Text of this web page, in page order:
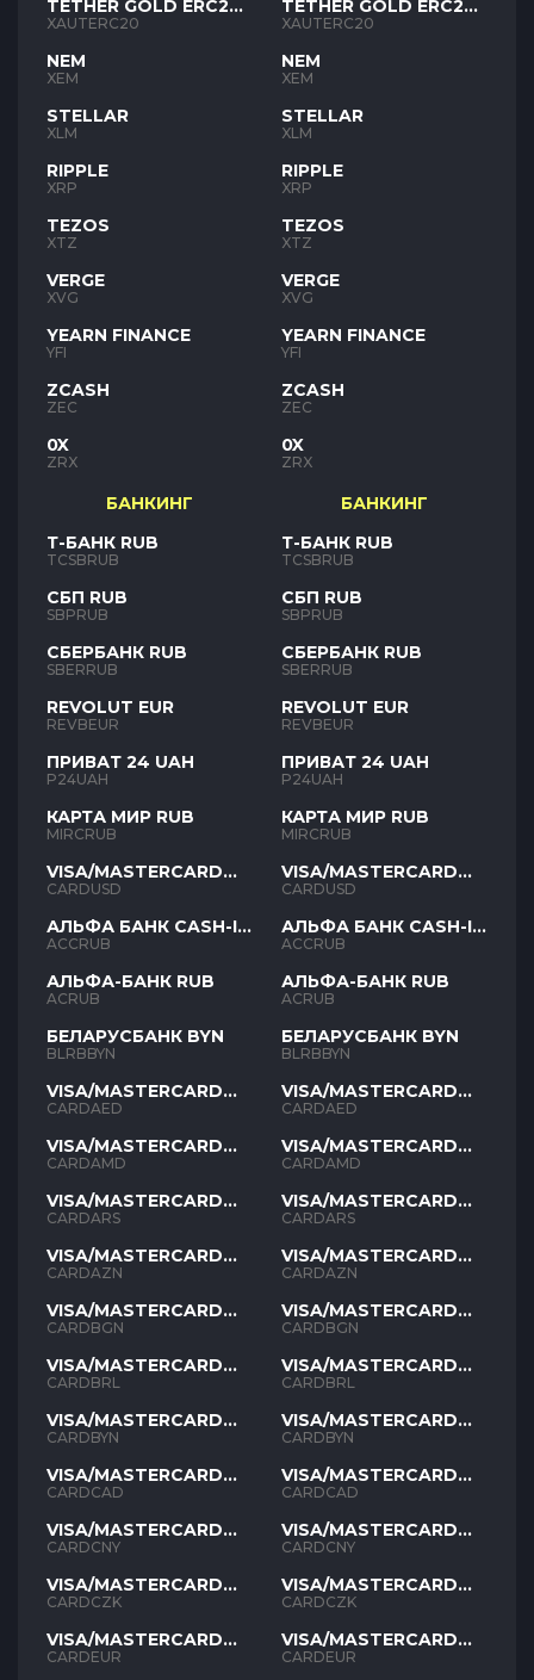
TETHER GOLD ERC20
XAUT
XAUTERC20
NEM
XEM
STELLAR
XLM
RIPPLE
XRP
TEZOS
XTZ
VERGE
XVG
YEARN FINANCE
YFI
ZCASH
ZEC
0X
ZRX
БАНКИНГ
Т-БАНК RUB
TCSBRUB
СБП RUB
SBPRUB
СБЕРБАНК RUB
SBERRUB
REVOLUT EUR
REVBEUR
ПРИВАТ 24 UAH
P24UAH
КАРТА МИР RUB
MIRCRUB
VISA/MASTERCARD
USD
CARDUSD
АЛЬФА БАНК CASH-IN
RUB
ACCRUB
АЛЬФА-БАНК RUB
ACRUB
БЕЛАРУСБАНК BYN
BLRBBYN
VISA/MASTERCARD
AED
CARDAED
VISA/MASTERCARD
AMD
CARDAMD
VISA/MASTERCARD
ARS
CARDARS
VISA/MASTERCARD
AZN
CARDAZN
VISA/MASTERCARD
BGN
CARDBGN
VISA/MASTERCARD
BRL
CARDBRL
VISA/MASTERCARD
BYN
CARDBYN
VISA/MASTERCARD
CAD
CARDCAD
VISA/MASTERCARD
CNY
CARDCNY
VISA/MASTERCARD
CZK
CARDCZK
VISA/MASTERCARD
EUR
CARDEUR
TETHER GOLD ERC20
XAUT
XAUTERC20
NEM
XEM
STELLAR
XLM
RIPPLE
XRP
TEZOS
XTZ
VERGE
XVG
YEARN FINANCE
YFI
ZCASH
ZEC
0X
ZRX
БАНКИНГ
Т-БАНК RUB
TCSBRUB
СБП RUB
SBPRUB
СБЕРБАНК RUB
SBERRUB
REVOLUT EUR
REVBEUR
ПРИВАТ 24 UAH
P24UAH
КАРТА МИР RUB
MIRCRUB
VISA/MASTERCARD
USD
CARDUSD
АЛЬФА БАНК CASH-IN
RUB
ACCRUB
АЛЬФА-БАНК RUB
ACRUB
БЕЛАРУСБАНК BYN
BLRBBYN
VISA/MASTERCARD
AED
CARDAED
VISA/MASTERCARD
AMD
CARDAMD
VISA/MASTERCARD
ARS
CARDARS
VISA/MASTERCARD
AZN
CARDAZN
VISA/MASTERCARD
BGN
CARDBGN
VISA/MASTERCARD
BRL
CARDBRL
VISA/MASTERCARD
BYN
CARDBYN
VISA/MASTERCARD
CAD
CARDCAD
VISA/MASTERCARD
CNY
CARDCNY
VISA/MASTERCARD
CZK
CARDCZK
VISA/MASTERCARD
EUR
CARDEUR